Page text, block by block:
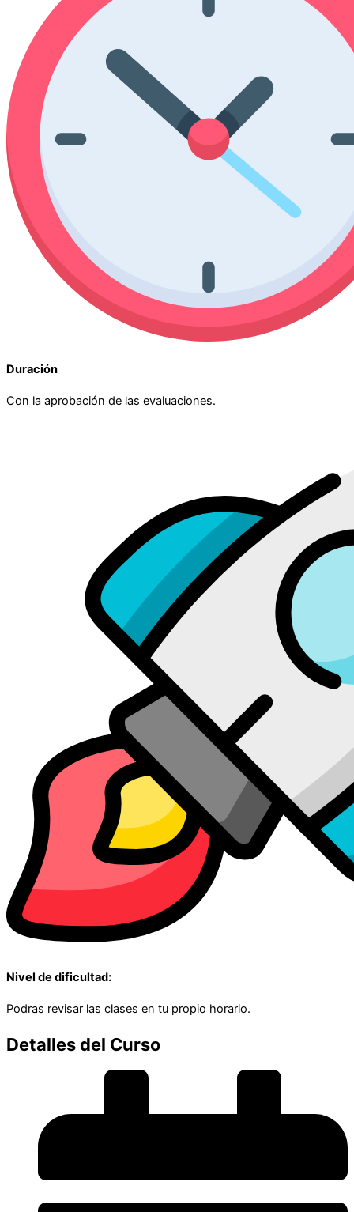
Duración
Con la aprobación de las evaluaciones.
Nivel de dificultad:
Podras revisar las clases en tu propio horario.
Detalles del Curso